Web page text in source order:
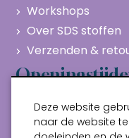
Workshops
Over SDS stoffen
Verzenden &
Maandag
Dinsdag
10:00 -
Deze website
naar de website